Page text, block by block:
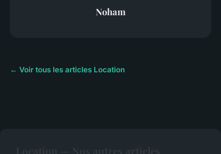
Noham
← Voir tous les articles Location